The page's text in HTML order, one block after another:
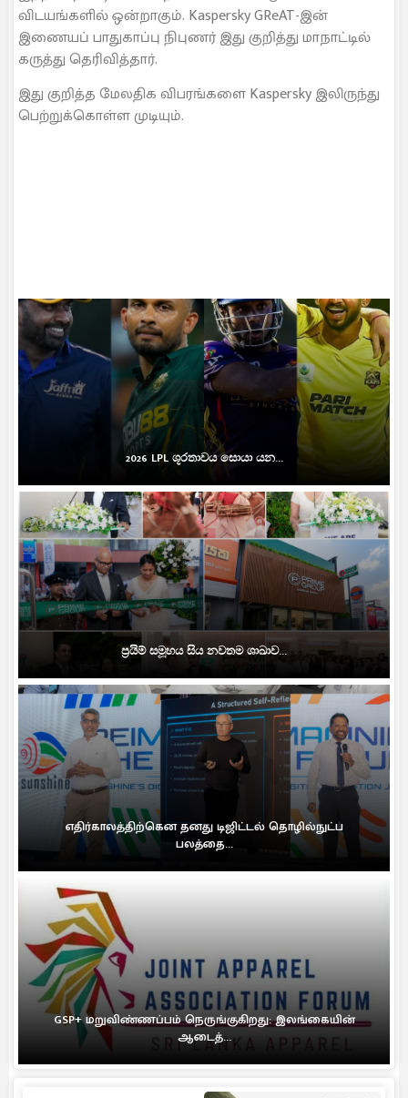
விடயங்களில் ஒன்றாகும். Kaspersky GReAT-இன்
இணையப் பாதுகாப்பு நிபுணர் இது குறித்து மாநாட்டில்
கருத்து தெரிவித்தார்.
இது குறித்த மேலதிக விபரங்களை Kaspersky இலிருந்து
பெற்றுக்கொள்ள முடியும்.
2026 LPL ශූරතාවය සොයා යන...
ප්‍රයිම් සමූහය සිය නවතම ශාඛාව...
எதிர்காலத்திற்கென தனது டிஜிட்டல் தொழில்நுட்ப
பலத்தை...
GSP+ மறுவிண்ணப்பம் நெருங்குகிறது: இலங்கையின்
ஆடைத்...